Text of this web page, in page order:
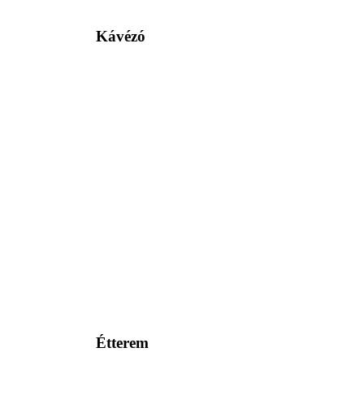
Kávézó
Étterem